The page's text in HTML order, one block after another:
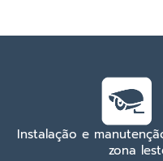
Instalação e
zona